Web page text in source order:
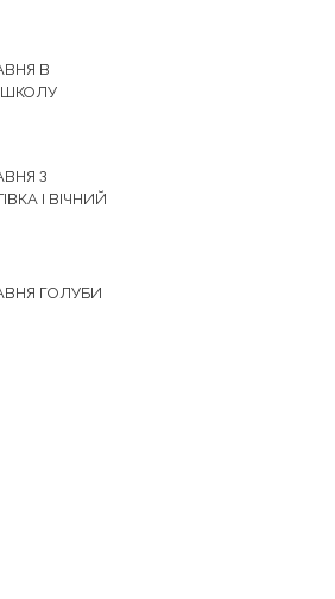
В
ШКОЛУ
З
І ВІЧНИЙ
ГОЛУБИ